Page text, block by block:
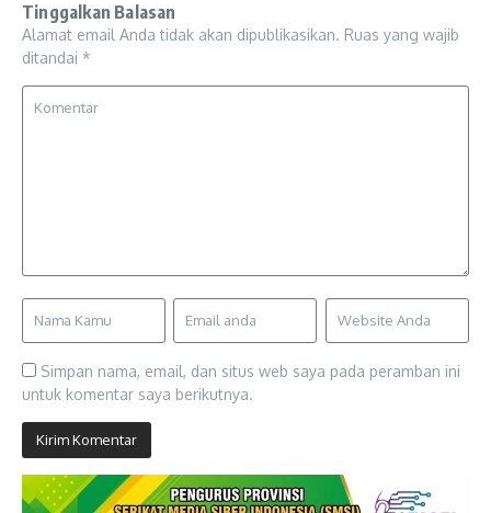
Tinggalkan Balasan
Alamat email Anda tidak akan dipublikasikan. Ruas yang wajib
ditandai *
Simpan nama, email, dan situs web saya pada peramban ini
untuk komentar saya berikutnya.